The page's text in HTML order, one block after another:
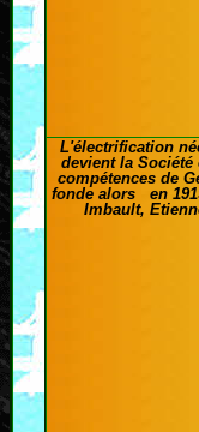
L'électrification
devient la
compétences de
fonde alors en
Imbault,